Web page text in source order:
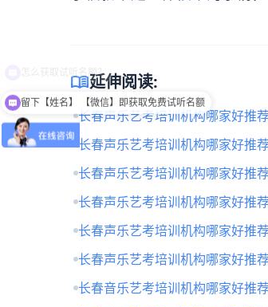
menu_book延伸阅读:
长春声乐艺考培训机构哪家好推
长春声乐艺考培训机构哪家好推
长春声乐艺考培训机构哪家好推
长春声乐艺考培训机构哪家好推
长春声乐艺考培训机构哪家好推
长春声乐艺考培训机构哪家好推
长春音乐艺考培训机构哪家好推
留下【姓名】 【微信】即获取免费试听名额